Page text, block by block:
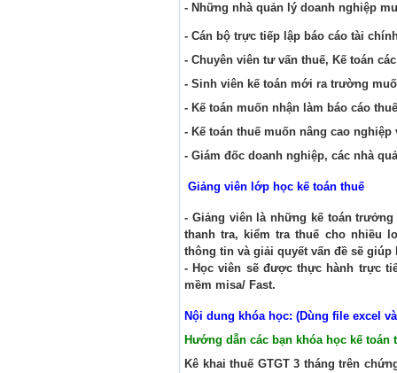
- Những nhà quản lý doanh nghiệp
- Cán bộ trực tiếp lập báo cáo tài
- Chuyên viên tư vấn thuế, Kế toán
- Sinh viên kế toán mới ra trường
- Kế toán muốn nhận làm báo cáo
- Kế toán thuế muốn nâng cao
- Giám đốc doanh nghiệp, các nhà
Giảng viên lớp học kế toán thuế
- Giảng viên là những kế toán
thanh tra, kiểm tra thuế cho nhiều
thông tin và giải quyết vấn đề sẽ
- Học viên sẽ được thực hành trực
mềm misa/ Fast.
Nội dung khóa học: (Dùng file excel
Hướng dẫn các bạn khóa học kế
Kê khai thuế GTGT 3 tháng trên